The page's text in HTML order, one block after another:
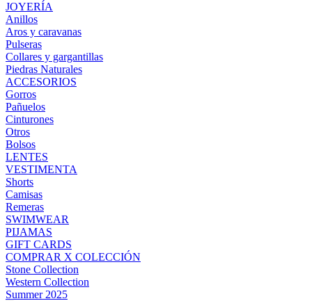
JOYERÍA
Anillos
Aros y caravanas
Pulseras
Collares y gargantillas
Piedras Naturales
ACCESORIOS
Gorros
Pañuelos
Cinturones
Otros
Bolsos
LENTES
VESTIMENTA
Shorts
Camisas
Remeras
SWIMWEAR
PIJAMAS
GIFT CARDS
COMPRAR X COLECCIÓN
Stone Collection
Western Collection
Summer 2025